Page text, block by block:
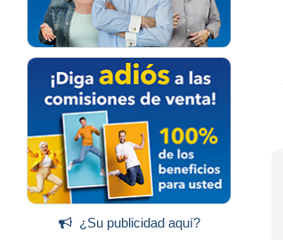
¿Su publicidad aquí?